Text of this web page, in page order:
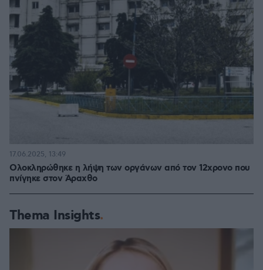
Ολοκληρώθηκε η λήψη των οργάνων από τον 12χρονο που
πνίγηκε στον Άραχθο
17.06.2025, 13:49
Thema Insights